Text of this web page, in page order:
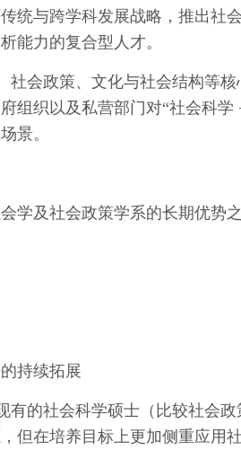
统与跨学科发展战略，推出社
能力的复合型人才。
社会政策、文化与社会结构等
组织以及私营部门对“社会科
景。
学及社会政策学系的长期优势
持续拓展
有的社会科学硕士（比较社会政
但在培养目标上更加侧重应用